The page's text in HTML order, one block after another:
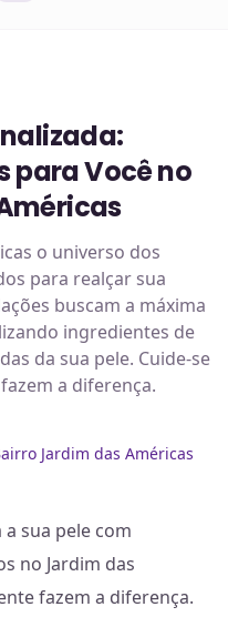
para Você no
o universo dos
para realçar sua
buscam a máxima
ingredientes de
da sua pele. Cuide-se
a diferença.
Jardim das Américas
sua pele com
no Jardim das
fazem a diferença.